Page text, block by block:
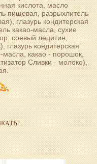
кислота, масло
пищевая, разрыхлитель
глазурь кондитерская
какао-масла, сухие
соевый лецитин,
глазурь кондитерская
масла, какао - порошок,
Сливки - молоко),